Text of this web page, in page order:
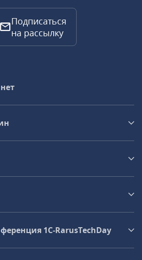
Подписаться
на рассылку
1C‑RarusTechDay